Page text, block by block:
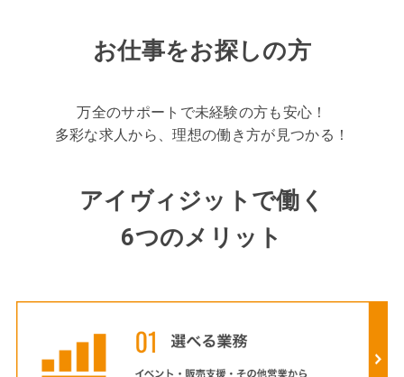
お仕事をお探しの方
万全のサポートで未経験の方も安心！
多彩な求人から、理想の働き方が見つかる！
アイヴィジットで働く
6つのメリット